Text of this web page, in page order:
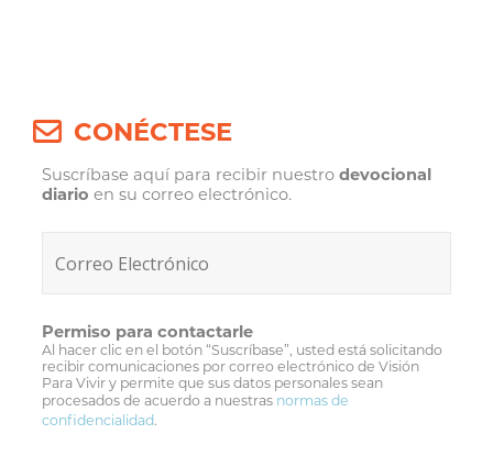
CONÉCTESE
Suscríbase aquí para recibir nuestrodevocional
diario en su correo electrónico.
Permiso para contactarle
Al hacer clic en el botón “Suscríbase”, usted está solicitando
recibir comunicaciones por correo electrónico de Visión
Para Vivir y permite que sus datos personales sean
procesados de acuerdo a nuestras normas de
confidencialidad.